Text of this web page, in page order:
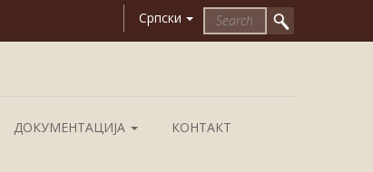
Српски
ДОКУМЕНТАЦИЈА КОНТАКТ